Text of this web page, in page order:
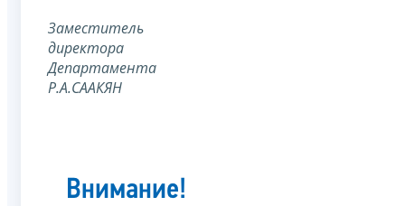
Заместитель
директора
Департамента
Р.А.СААКЯН
Внимание!